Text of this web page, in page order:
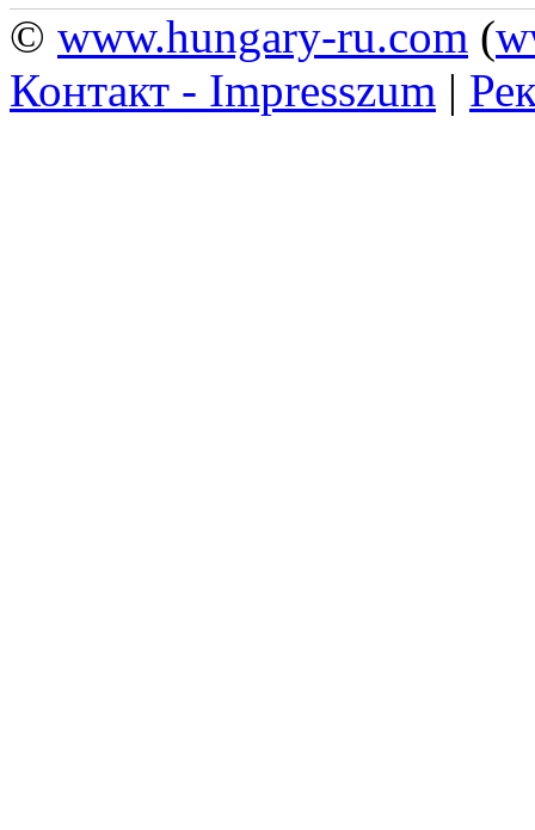
© www.hungary-ru.com (
Контакт - Impresszum |